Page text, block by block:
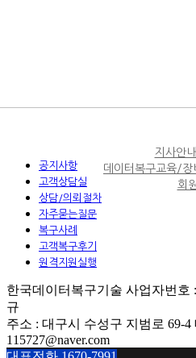
공지사항
고객상담실
상담/의뢰절차
자주묻는질문
복구사례
고객복구후기
원격지원실행
지사안내
데이터복구교육/장
회
한국데이터복구기술 사업자번호
규
주소 : 대구시 수성구 지범로 69-4
115727@naver.com